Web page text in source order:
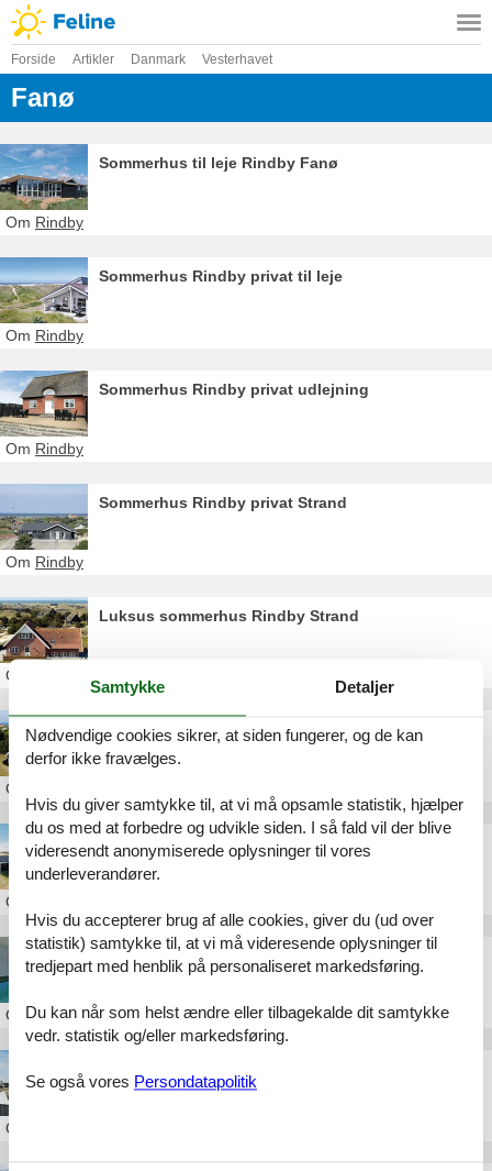
Forside Artikler Danmark Vesterhavet
Fanø
Sommerhus til leje Rindby Fanø
Om Rindby
Sommerhus Rindby privat til leje
Om Rindby
Sommerhus Rindby privat udlejning
Om Rindby
Sommerhus Rindby privat Strand
Om Rindby
Luksus sommerhus Rindby Strand
Om
Luksus sommerhus Rindby leje
Om
Poolhus Rindby Strand
Om
Poolhus Rindby Danmark
OmRindby
Om
Samtykke Detaljer
Nødvendige cookies sikrer, at siden fungerer, og de kan
derfor ikke fravælges.
Hvis du giver samtykke til, at vi må opsamle statistik, hjælper
du os med at forbedre og udvikle siden. I så fald vil der blive
videresendt anonymiserede oplysninger til vores
underleverandører.
Hvis du accepterer brug af alle cookies, giver du (ud over
statistik) samtykke til, at vi må videresende oplysninger til
tredjepart med henblik på personaliseret markedsføring.
Du kan når som helst ændre eller tilbagekalde dit samtykke
vedr. statistik og/eller markedsføring.
Se også vores Persondatapolitik